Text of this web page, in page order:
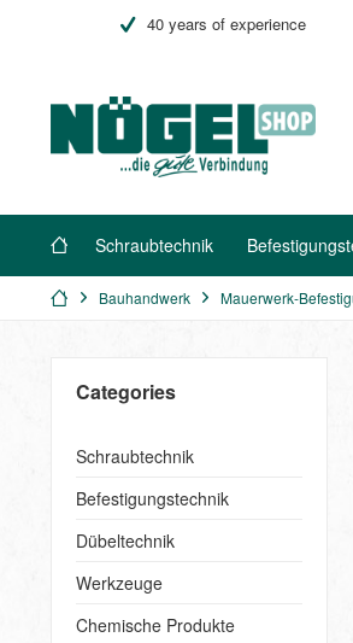
40 years of experience
Schraubtechnik
Bauhandwerk Mauerwerk-
Categories
Schraubtechnik
Befestigungstechnik
Dübeltechnik
Werkzeuge
Chemische Produkte